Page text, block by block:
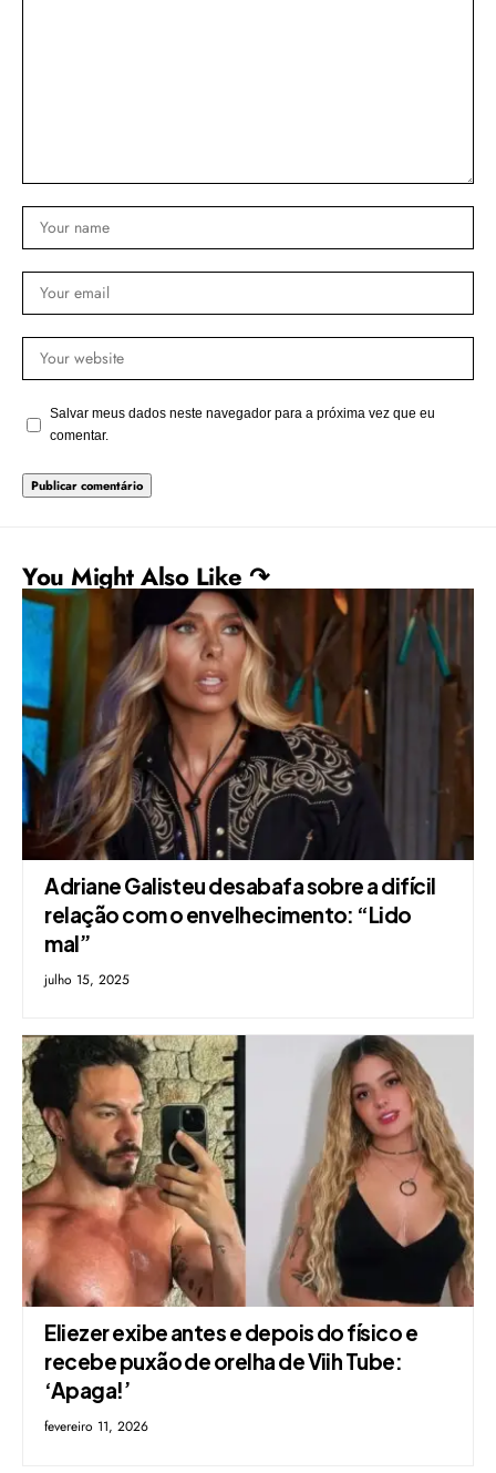
Salvar meus dados neste navegador para a próxima vez que eu
comentar.
You Might Also Like ↷
Adriane Galisteu desabafa sobre a difícil
relação com o envelhecimento: “Lido
mal”
julho 15, 2025
Eliezer exibe antes e depois do físico e
recebe puxão de orelha de Viih Tube:
‘Apaga!’
fevereiro 11, 2026